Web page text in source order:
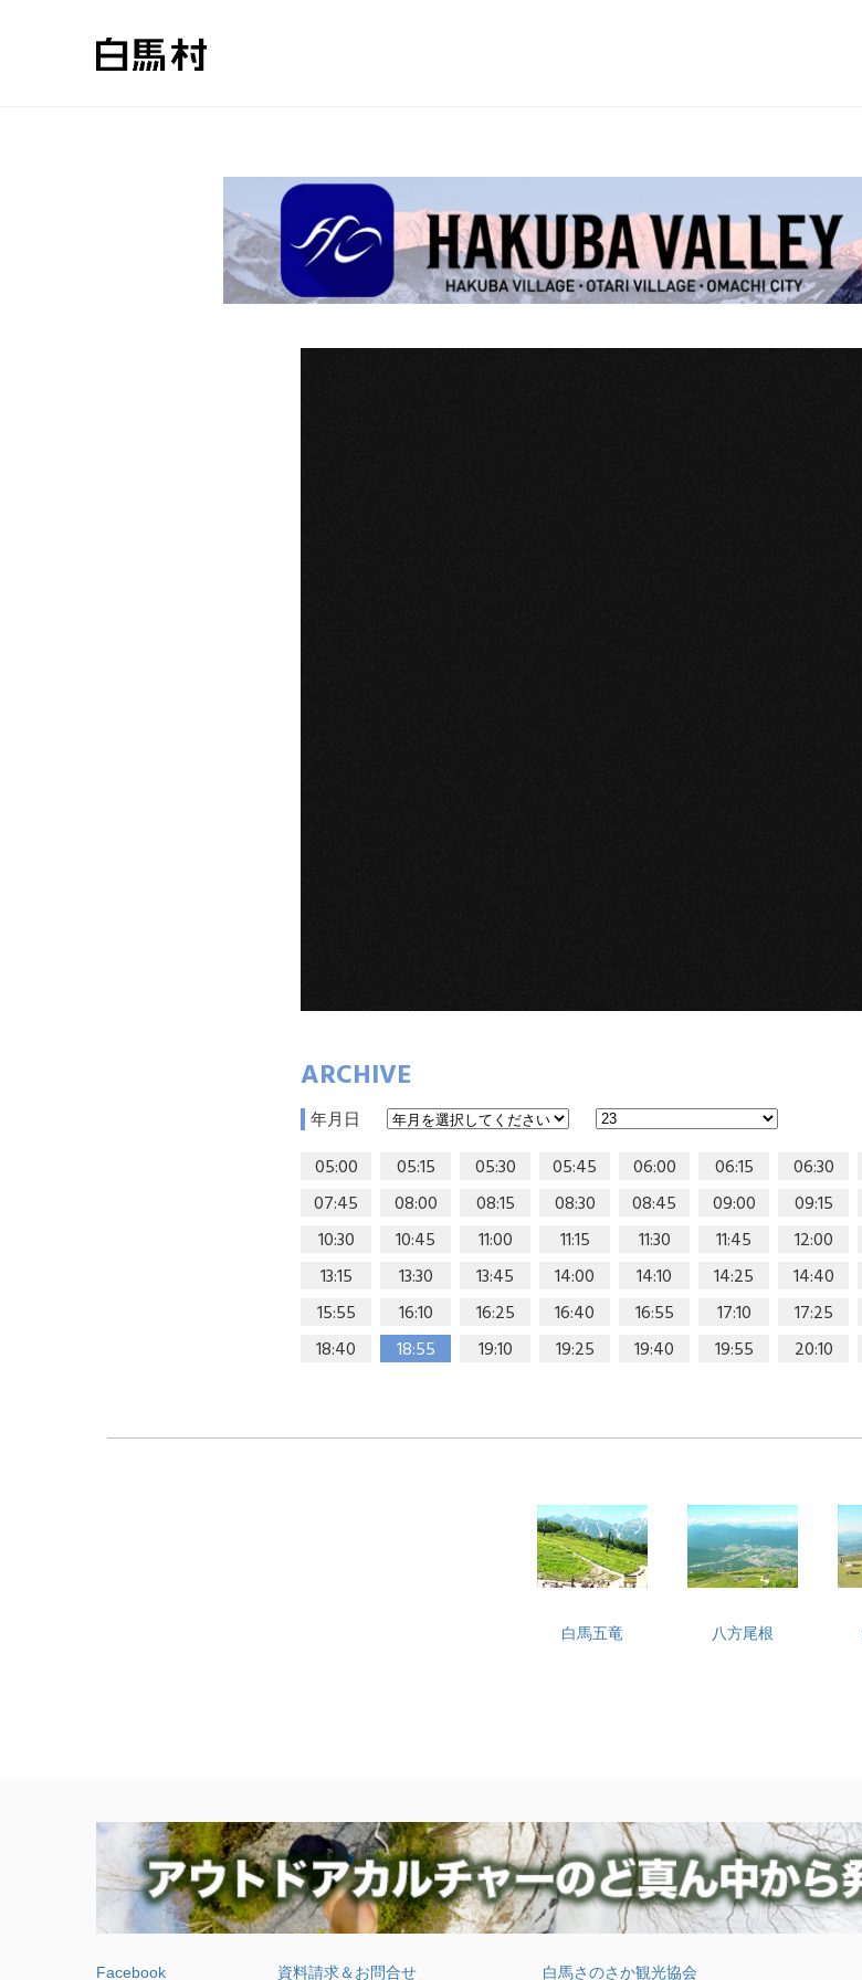
ARCHIVE
年月日
05:00 05:15 05:30 05:45 06:00 06:15 06:30
07:45
08:00 08:15 08:30 08:45 09:00 09:15
10:30
10:45 11:00 11:15 11:30 11:45 12:00
13:15
13:30 13:45 14:00 14:10 14:25 14:40
15:55
16:10 16:25 16:40 16:55 17:10 17:25
18:40
18:55 19:10 19:25 19:40 19:55 20:10
白馬五竜 八方尾根